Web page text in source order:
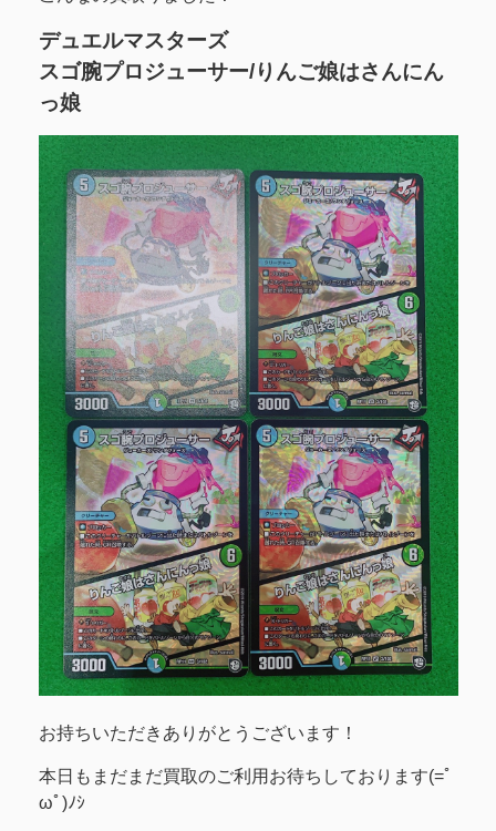
デュエルマスターズ
スゴ腕プロジューサー/りんご娘はさんにん
っ娘
お持ちいただきありがとうございます！
本日もまだまだ買取のご利用お待ちしております(=ﾟ
ωﾟ)ﾉｼ